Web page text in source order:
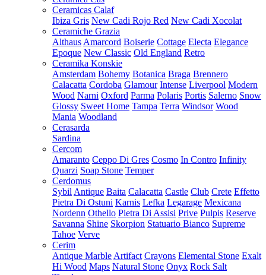
Ceramicas Calaf
Ibiza Gris New Cadi Rojo Red New Cadi Xocolat
Ceramiche Grazia
Althaus Amarcord Boiserie Cottage Electa Elegance
Epoque New Classic Old England Retro
Ceramika Konskie
Amsterdam Bohemy Botanica Braga Brennero
Calacatta Cordoba Glamour Intense Liverpool Modern
Wood Narni Oxford Parma Polaris Portis Salerno Snow
Glossy Sweet Home Tampa Terra Windsor Wood
Mania Woodland
Cerasarda
Sardina
Cercom
Amaranto Ceppo Di Gres Cosmo In Contro Infinity
Quarzi Soap Stone Temper
Cerdomus
Sybil Antique Baita Calacatta Castle Club Crete Effetto
Pietra Di Ostuni Karnis Lefka Legarage Mexicana
Nordenn Othello Pietra Di Assisi Prive Pulpis Reserve
Savanna Shine Skorpion Statuario Bianco Supreme
Tahoe Verve
Cerim
Antique Marble Artifact Crayons Elemental Stone Exalt
Hi Wood Maps Natural Stone Onyx Rock Salt